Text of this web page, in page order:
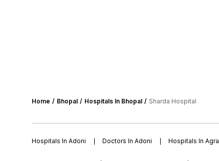
Home Bhopal Hospitals In Bhopal Sharda Hospital
Hospitals In Adoni Doctors In Adoni Hospitals In Agra